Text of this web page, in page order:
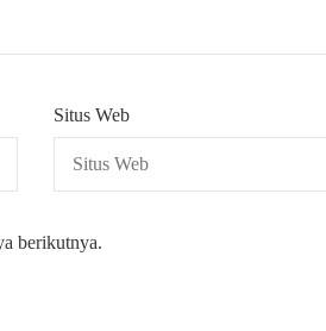
Situs Web
berikutnya.